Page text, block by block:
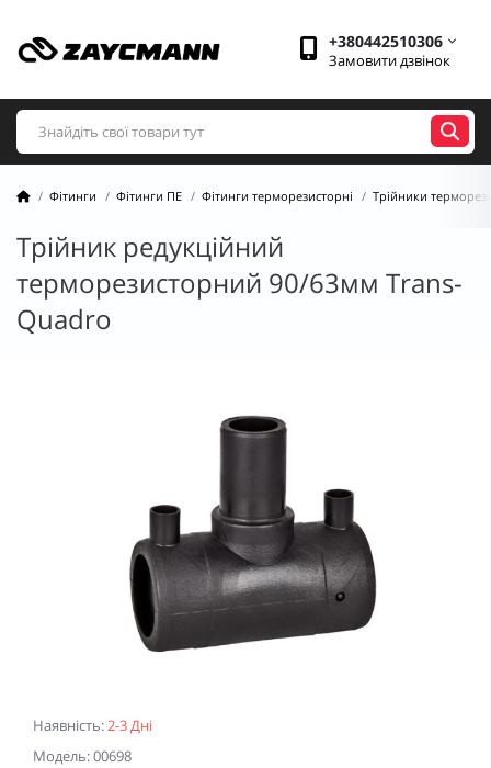
+380442510306
Замовити дзвінок
Фітинги Фітинги ПЕ Фітинги терморезисторні Трійники
Трійник редукційний
терморезисторний 90/63мм Trans-
Quadro
Наявність:2-3 Дні
Модель: 00698